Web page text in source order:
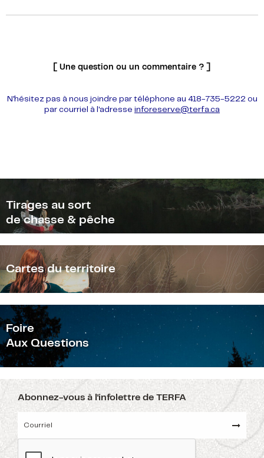
[ Une question ou un commentaire ? ]
N'hésitez pas à nous joindre par téléphone au 418-735-5222 ou
par courriel à l'adresse inforeserve@terfa.ca
Tirages au sort
de chasse & pêche
Cartes du territoire
Foire
Aux Questions
Abonnez-vous à l'infolettre de TERFA